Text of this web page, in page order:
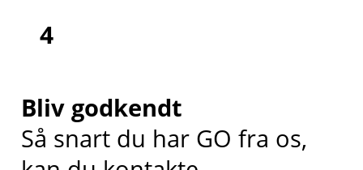
4
Bliv godkendt
Så snart du har GO fra os,